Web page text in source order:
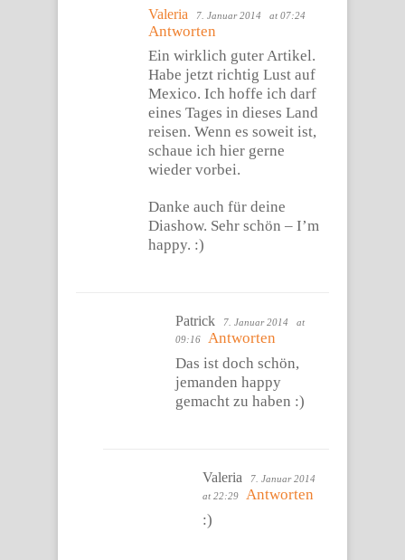
Valeria 7. Januar 2014 at 07:24
Antworten
Ein wirklich guter Artikel.
Habe jetzt richtig Lust auf
Mexico. Ich hoffe ich darf
eines Tages in dieses Land
reisen. Wenn es soweit ist,
schaue ich hier gerne
wieder vorbei.
Danke auch für deine
Diashow. Sehr schön – I’m
happy. :)
Patrick 7. Januar 2014
at
09:16
Antworten
Das ist doch schön,
jemanden happy
gemacht zu haben :)
Valeria
7. Januar 2014
at 22:29
Antworten
:)